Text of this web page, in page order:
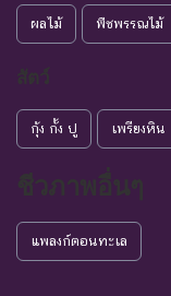
ผลไม้ พืชพรรณไม้
สัตว์
กุ้ง กั้ง ปู เพรียงหิน
ชีวภาพอื่นๆ
แพลงก์ตอนทะเล